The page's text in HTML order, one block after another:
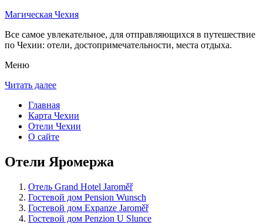
Магическая Чехия
Все самое увлекательное, для отправляющихся в путешествие
по Чехии: отели, достопримечательности, места отдыха.
Меню
Читать далее
Главная
Карта Чехии
Отели Чехии
О сайте
Отели Яромержа
Отель Grand Hotel Jaroměř
Гостевой дом Pension Wunsch
Гостевой дом Expanze Jaroměř
Гостевой дом Penzion U Slunce